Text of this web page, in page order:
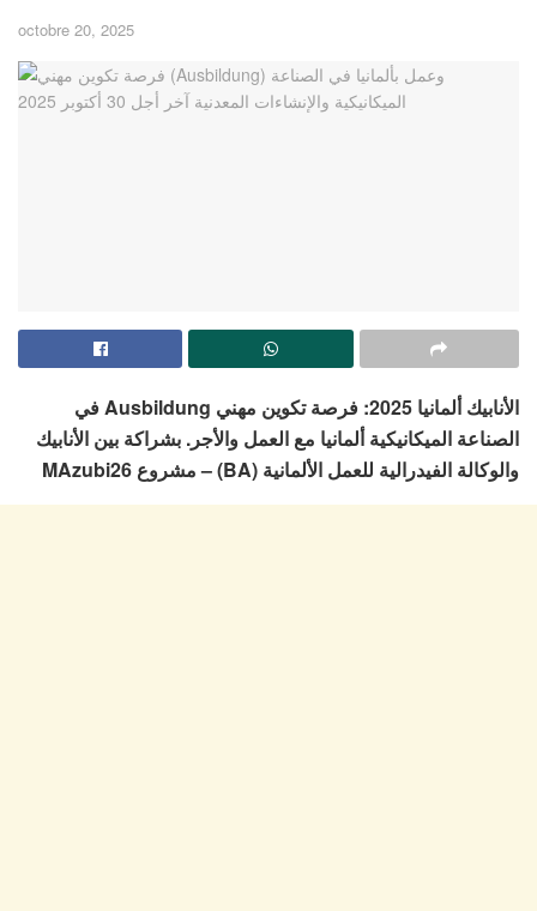
octobre 20, 2025
الأنابيك ألمانيا 2025: فرصة تكوين مهني Ausbildung في
الصناعة الميكانيكية ألمانيا مع العمل والأجر. بشراكة بين الأنابيك
والوكالة الفيدرالية للعمل الألمانية (BA) – مشروع MAzubi26